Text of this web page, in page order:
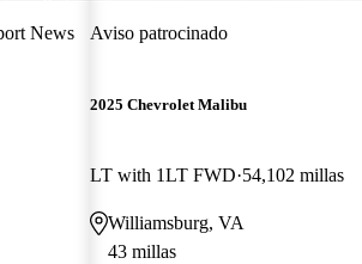
News Aviso patrocinado
2025 Chevrolet Malibu
LT with 1LT FWD 54,102 millas
Williamsburg, VA
43 millas